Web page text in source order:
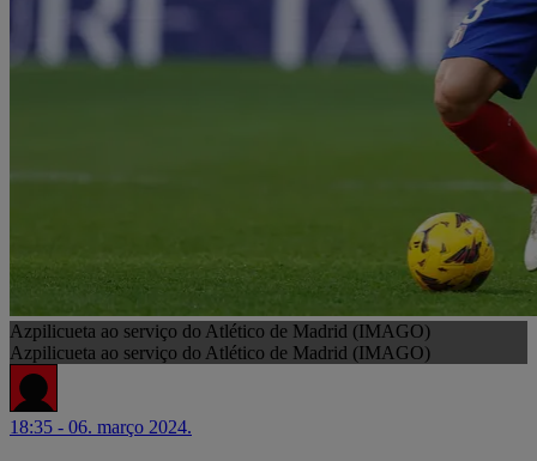
Azpilicueta ao serviço do Atlético de Madrid (IMAGO)
Azpilicueta ao serviço do Atlético de Madrid (IMAGO)
18:35 - 06. março 2024.